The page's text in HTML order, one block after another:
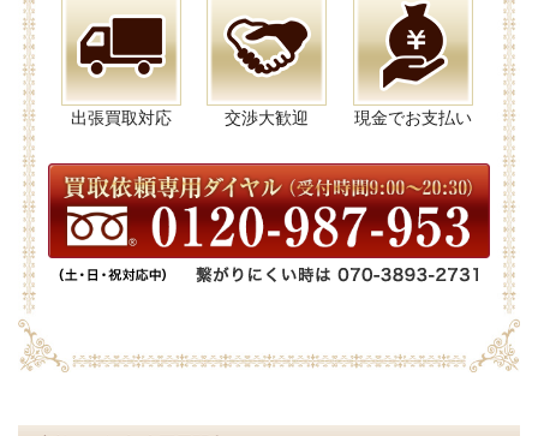
出張買取対応 交渉大歓迎 現金でお支払い